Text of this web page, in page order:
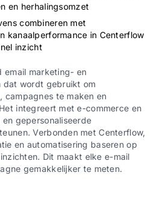
en herhalingsomzet
combineren met
kanaalperformance in Centerflow
inzicht
email marketing- en
dat wordt gebruikt om
campagnes te maken en
integreert met e-commerce en
gepersonaliseerde
Verbonden met Centerflow,
en automatisering baseren op
Dit maakt elke e-mail
gemakkelijker te meten.